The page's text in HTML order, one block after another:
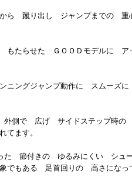
ら 蹴り出し ジャンプまでの
たらせた ＧＯＯＤモデルに ア
ングジャンプ動作に スムーズに
側で 広げ サイドステップ時の
ます。
節付きの ゆるみにくい シュー
でもある 足首回りの 高さになっ